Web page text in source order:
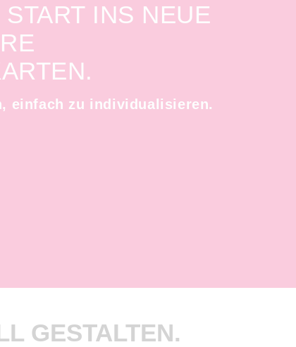
INS NEUE
einfach zu individualisieren.
GESTALTEN.